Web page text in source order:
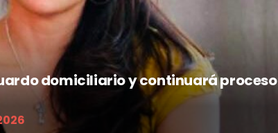
domiciliario y continuará proceso